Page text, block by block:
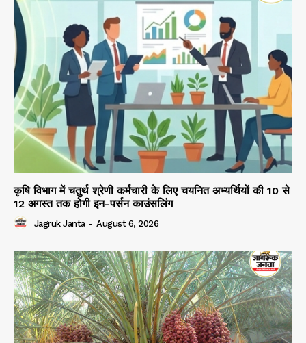
कृषि विभाग में चतुर्थ श्रेणी कर्मचारी के लिए चयनित अभ्यर्थियों की 10 से
12 अगस्त तक होगी इन-पर्सन काउंसलिंग
Jagruk Janta - August 6, 2026